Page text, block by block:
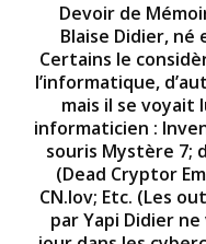
Devoir de
Blaise Didier, né
Certains le
l’informatique,
mais il se voyait
informaticien :
souris Mystère 7;
(Dead Cryptor
CN.lov; Etc. (Les
par Yapi Didier